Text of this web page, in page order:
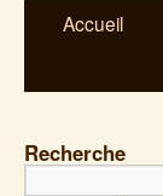
Accueil
Recherche